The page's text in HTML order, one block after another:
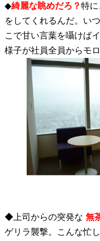
◆綺麗な眺めだろ？ 特
をしてくれるんだ。い
こで甘い言葉を囁けば
様子が社員全員からモ
◆上司からの突発な 無
ゲリラ襲撃。こんな忙